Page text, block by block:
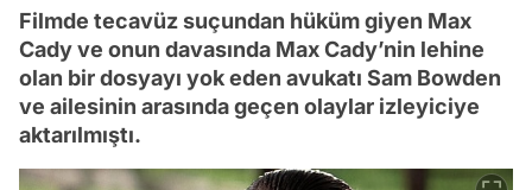
Filmde tecavüz suçundan hüküm giyen Max
Cady ve onun davasında Max Cady’nin lehine
olan bir dosyayı yok eden avukatı Sam Bowden
ve ailesinin arasında geçen olaylar izleyiciye
aktarılmıştı.